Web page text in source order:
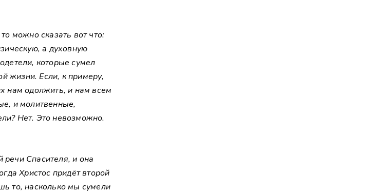
можно сказать вот что:
а духовную
которые сумел
жизни. Если, к примеру,
нам одолжить, и нам всем
и молитвенные,
Нет. Это невозможно.
речи Спасителя, и она
Христос придёт второй
то, насколько мы сумели